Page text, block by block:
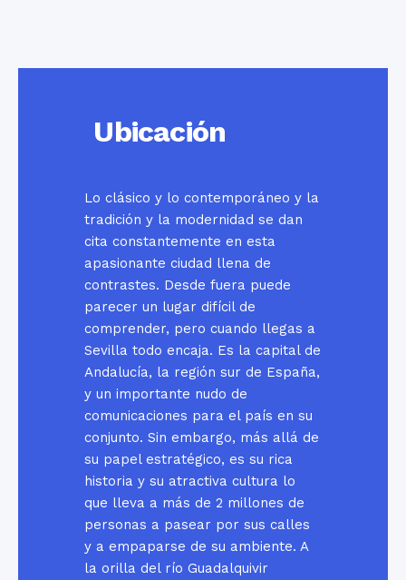
Ubicación
Lo clásico y lo contemporáneo y la
tradición y la modernidad se dan
cita constantemente en esta
apasionante ciudad llena de
contrastes. Desde fuera puede
parecer un lugar difícil de
comprender, pero cuando llegas a
Sevilla todo encaja. Es la capital de
Andalucía, la región sur de España,
y un importante nudo de
comunicaciones para el país en su
conjunto. Sin embargo, más allá de
su papel estratégico, es su rica
historia y su atractiva cultura lo
que lleva a más de 2 millones de
personas a pasear por sus calles
y a empaparse de su ambiente. A
la orilla del río Guadalquivir